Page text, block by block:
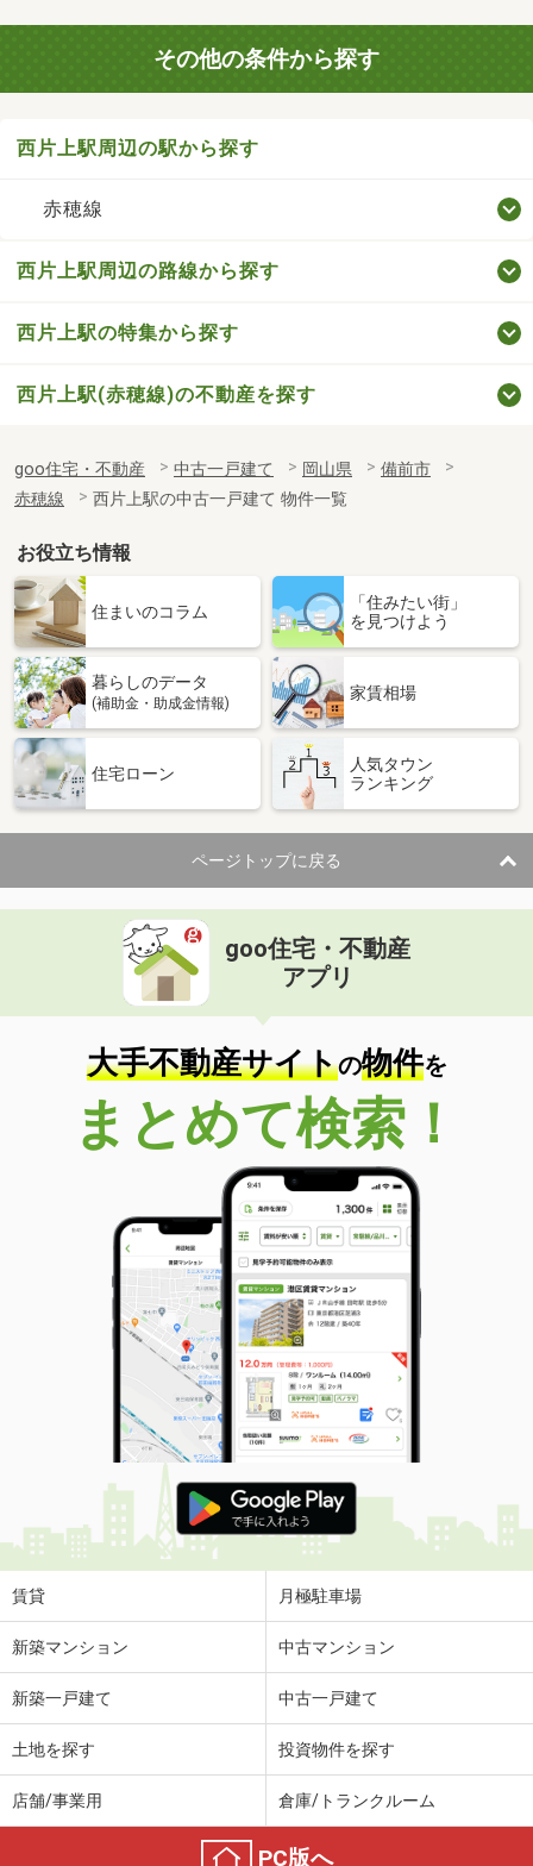
その他の条件から探す
西片上駅周辺の駅から探す
赤穂線
西片上駅周辺の路線から探す
西片上駅の特集から探す
西片上駅(赤穂線)の不動産を探す
goo住宅・不動産 中古一戸建て 岡山県
備前市
赤穂線
西片上駅の中古一戸建て 物件一覧
お役立ち情報
住まいのコラム
「住みたい街」
を見つけよう
暮らしのデータ
(補助金・助成金情報)
家賃相場
住宅ローン
人気タウン
ランキング
ページトップに戻る
goo住宅・不動産
アプリ
大手不動産サイトの物件を
まとめて検索！
賃貸 月極駐車場
新築マンション 中古マンション
新築一戸建て 中古一戸建て
土地を探す 投資物件を探す
店舗/事業用 倉庫/トランクルーム
PC版へ